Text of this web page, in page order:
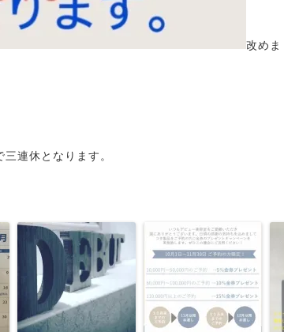
改めま
連休となります。